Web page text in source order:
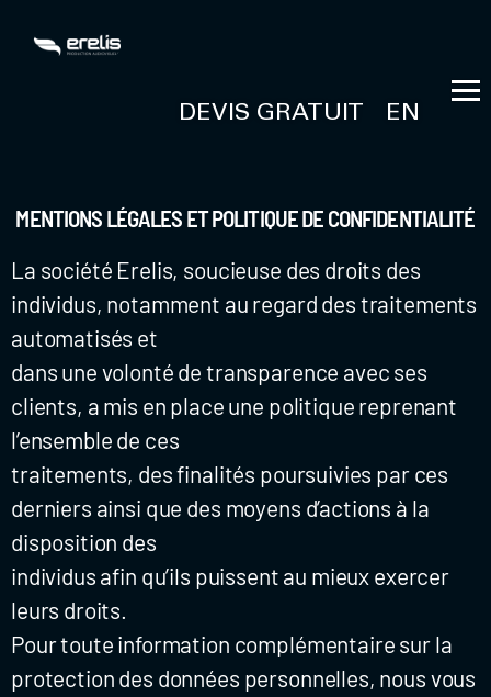
DEVIS GRATUIT EN
MENTIONS LÉGALES ET POLITIQUE DE CONFIDENTIALITÉ
La société Erelis, soucieuse des droits des
individus, notamment au regard des traitements
automatisés et
dans une volonté de transparence avec ses
clients, a mis en place une politique reprenant
l’ensemble de ces
traitements, des finalités poursuivies par ces
derniers ainsi que des moyens d’actions à la
disposition des
individus afin qu’ils puissent au mieux exercer
leurs droits.
Pour toute information complémentaire sur la
protection des données personnelles, nous vous